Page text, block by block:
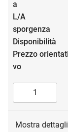
Mostra dettagli